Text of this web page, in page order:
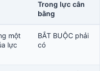
Trong lực cân
bằng
một
lực
BẮT BUỘC phải
có